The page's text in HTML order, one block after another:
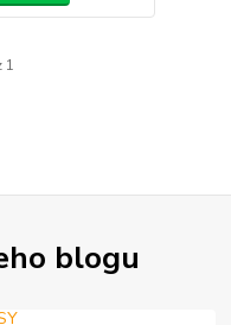
1
blogu